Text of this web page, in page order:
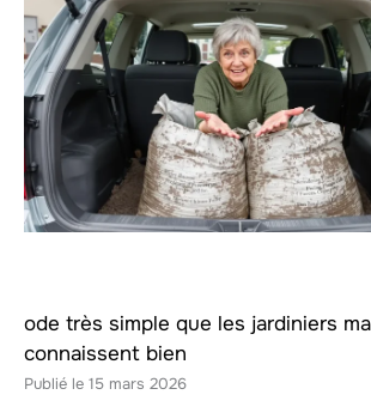
ode très simple que les jardiniers
connaissent bien
15 mars 2026